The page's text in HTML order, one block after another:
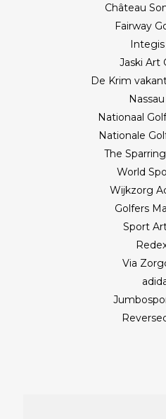
Château
Fairway
Integis
Jaski Art
De Krim
Nationaal
Nationale
The
World
Wijkzorg
Golfers
Sport
Via